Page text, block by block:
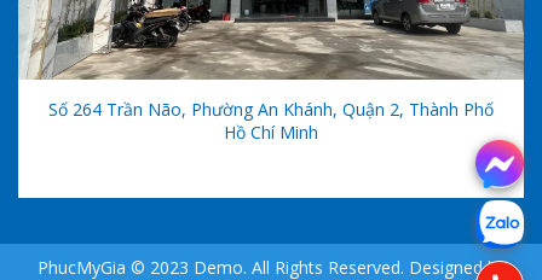
Số 264 Trần Não, Phường An Khánh, Quận 2, Thành Phố
Hồ Chí Minh
PhucMyGia © 2023 Demo. All Rights Reserved. Designed by